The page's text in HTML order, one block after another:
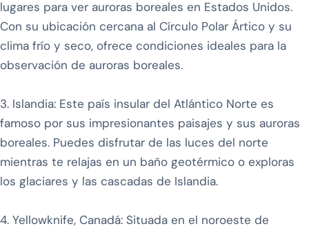
lugares para ver auroras boreales en Estados Unidos.
Con su ubicación cercana al Círculo Polar Ártico y su
clima frío y seco, ofrece condiciones ideales para la
observación de auroras boreales.
3. Islandia: Este país insular del Atlántico Norte es
famoso por sus impresionantes paisajes y sus auroras
boreales. Puedes disfrutar de las luces del norte
mientras te relajas en un baño geotérmico o exploras
los glaciares y las cascadas de Islandia.
4. Yellowknife, Canadá: Situada en el noroeste de